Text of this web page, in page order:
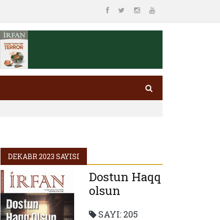
DEKABR 2023 SAYISI
Dostun Haqq
olsun
SAYI: 205